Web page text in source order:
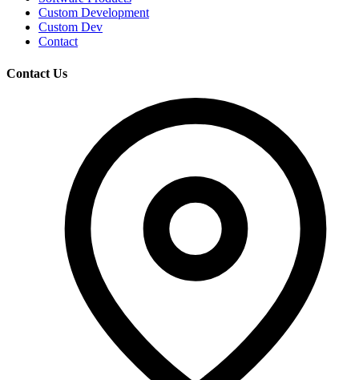
Custom Development
Custom Dev
Contact
Contact Us